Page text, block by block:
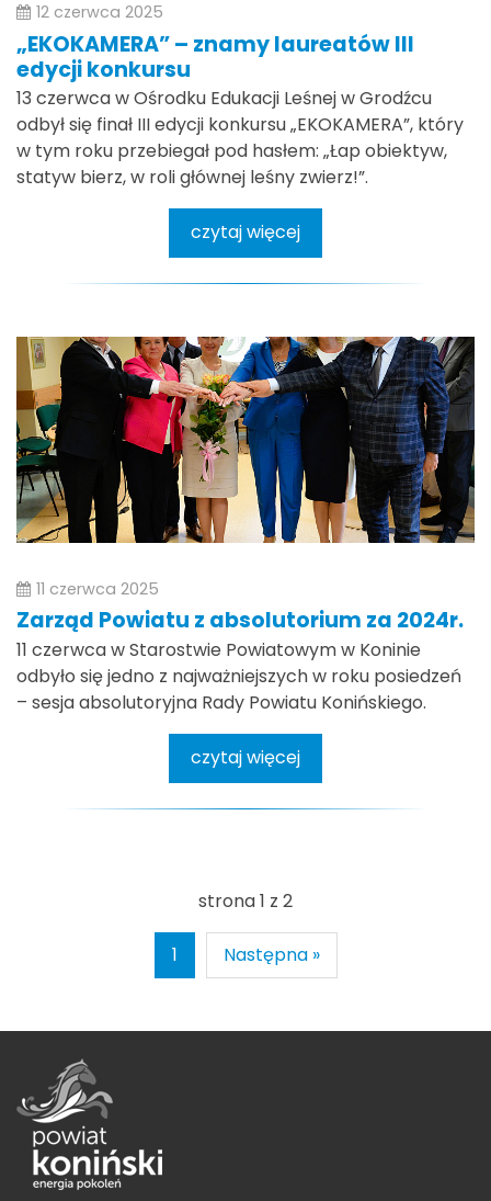
12 czerwca 2025
„EKOKAMERA” – znamy laureatów III
edycji konkursu
13 czerwca w Ośrodku Edukacji Leśnej w Grodźcu
odbył się finał III edycji konkursu „EKOKAMERA”, który
w tym roku przebiegał pod hasłem: „Łap obiektyw,
statyw bierz, w roli głównej leśny zwierz!”.
czytaj więcej
11 czerwca 2025
Zarząd Powiatu z absolutorium za 2024r.
11 czerwca w Starostwie Powiatowym w Koninie
odbyło się jedno z najważniejszych w roku posiedzeń
– sesja absolutoryjna Rady Powiatu Konińskiego.
czytaj więcej
strona 1 z 2
1 Następna »